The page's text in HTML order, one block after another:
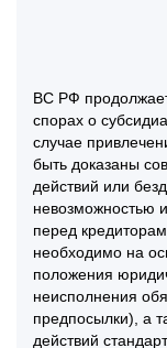
ВС РФ
спорах о
случае
быть доказаны
действий или
невозможностью
перед
необходимо на
положения
неисполнения
предпосылки), а
действий